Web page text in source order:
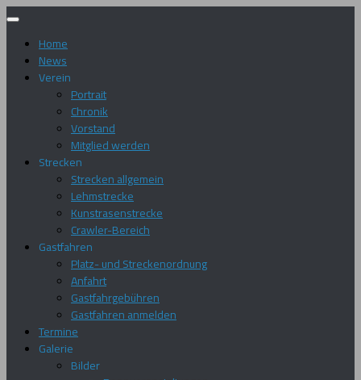
Zum
springenHome
News
Verein
Portrait
Chronik
Vorstand
Mitglied werden
Strecken
Strecken allgemein
Lehmstrecke
Kunstrasenstrecke
Crawler-Bereich
Gastfahren
Platz- und Streckenordnung
Anfahrt
Gastfahrgebühren
Gastfahren anmelden
Termine
Galerie
Bilder